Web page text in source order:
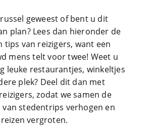
geweest of bent u dit
plan? Lees dan hieronder de
tips van reizigers, want een
mens telt voor twee! Weet u
leuke restaurantjes, winkeltjes
plek? Deel dit dan met
zodat we samen de
stedentrips verhogen en
vergroten.